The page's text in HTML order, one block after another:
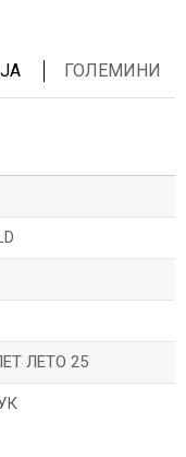
ГОЛЕМИНИ
ЛЕТО 25